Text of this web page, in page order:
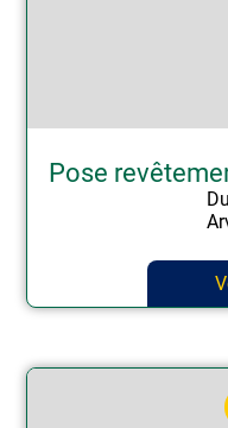
Pose